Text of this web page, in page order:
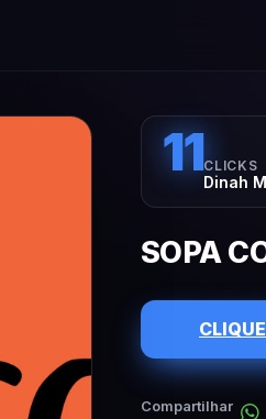
11CLICKS
Dinah
SOPA
Compartilhar